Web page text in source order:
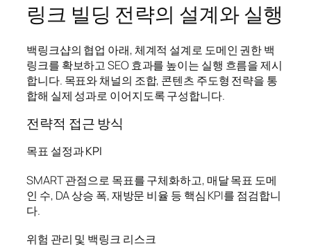
링크 빌딩 전략의 설계와 실행
백링크샵의 협업 아래, 체계적 설계로 도메인 권한 백
링크를 확보하고 SEO 효과를 높이는 실행 흐름을 제시
합니다. 목표와 채널의 조합, 콘텐츠 주도형 전략을 통
합해 실제 성과로 이어지도록 구성합니다.
전략적 접근 방식
목표 설정과 KPI
SMART 관점으로 목표를 구체화하고, 매달 목표 도메
인 수, DA 상승 폭, 재방문 비율 등 핵심 KPI를 점검합니
다.
위험 관리 및 백링크 리스크